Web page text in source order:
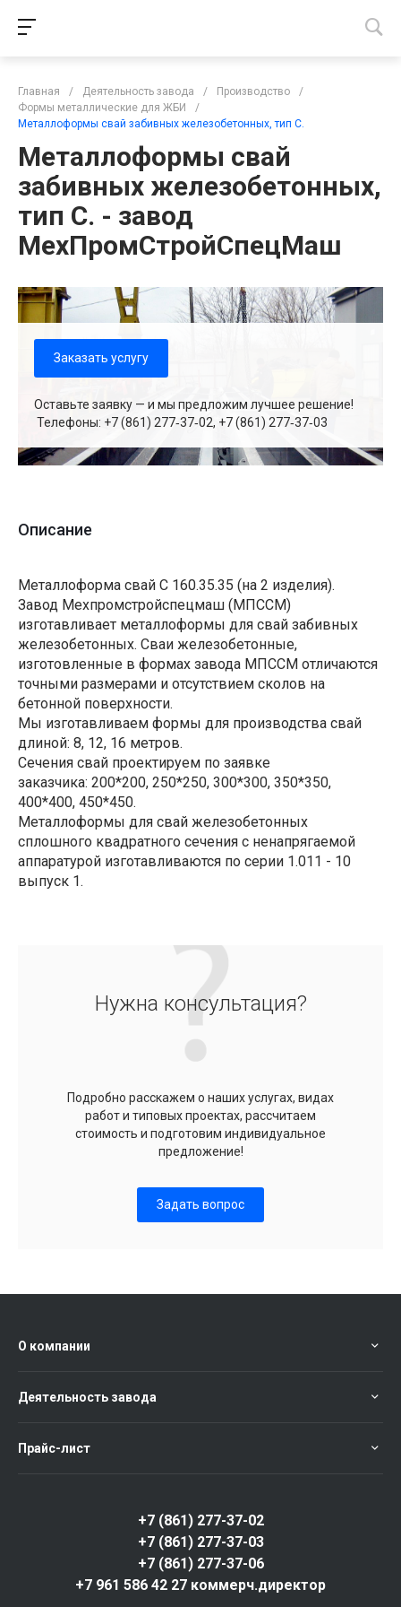
Главная / Деятельность завода / Производство
/
Формы металлические для ЖБИ
/
Металлоформы свай забивных железобетонных, тип С.
Металлоформы свай
забивных железобетонных,
тип С. - завод
МехПромСтройСпецМаш
Заказать услугу
Оставьте заявку — и мы предложим лучшее решение!
Телефоны: +7 (861) 277‑37‑02, +7 (861) 277‑37‑03
Описание
Металлоформа свай С 160.35.35 (на 2 изделия).
Завод Мехпромстройспецмаш (МПССМ)
изготавливает металлоформы для свай забивных
железобетонных. Сваи железобетонные,
изготовленные в формах завода МПССМ отличаются
точными размерами и отсутствием сколов на
бетонной поверхности.
Мы изготавливаем формы для производства свай
длиной: 8, 12, 16 метров.
Сечения свай проектируем по заявке
заказчика: 200*200, 250*250, 300*300, 350*350,
400*400, 450*450.
Металлоформы для свай железобетонных
сплошного квадратного сечения с ненапрягаемой
аппаратурой изготавливаются по серии 1.011 - 10
выпуск 1.
Нужна консультация?
Подробно расскажем о наших услугах, видах
работ и типовых проектах, рассчитаем
стоимость и подготовим индивидуальное
предложение!
Задать вопрос
О компании
Деятельность завода
Прайс-лист
+7 (861) 277-37-02
+7 (861) 277-37-03
+7 (861) 277-37-06
+7 961 586 42 27 коммерч.директор